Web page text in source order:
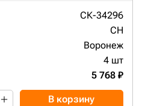
СК-34296
CH
Воронеж
4 шт
5 768 ₽
В корзину